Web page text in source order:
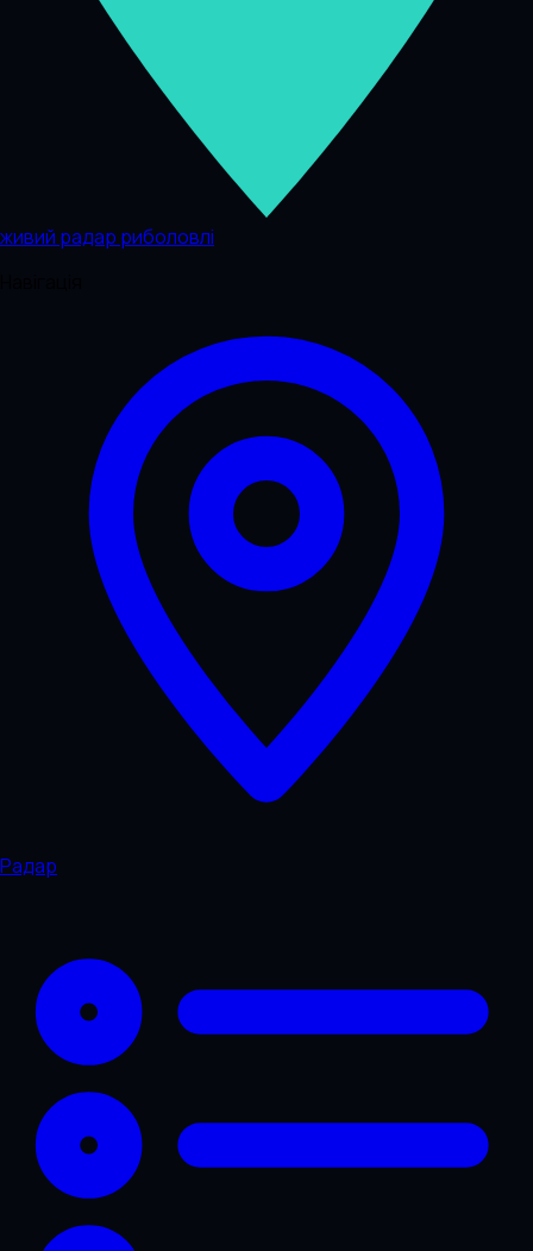
живий радар риболовлі
Радар